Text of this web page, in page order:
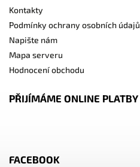
Kontakty
Podmínky ochrany osobních údajů
Napište nám
Mapa serveru
Hodnocení obchodu
PŘIJÍMÁME ONLINE PLATBY
FACEBOOK